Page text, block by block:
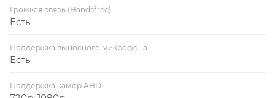
Громкая связь (Handsfree)
Есть
Поддержка выносного микрофона
Есть
Поддержка камер AHD